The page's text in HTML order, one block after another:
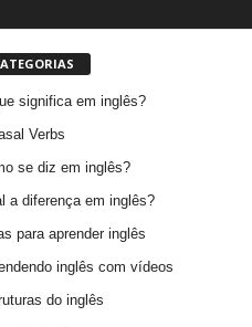
significa em inglês?
Verbs
se diz em inglês?
a diferença em inglês?
para aprender inglês
inglês com vídeos
do inglês